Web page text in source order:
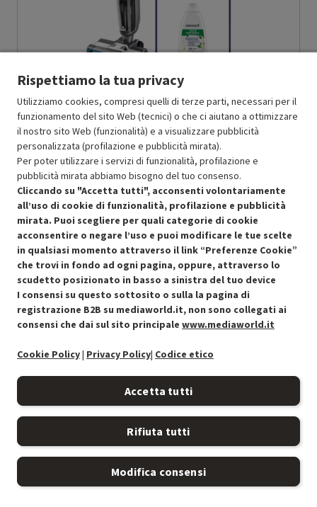
110 W, BIANCO/NERO - PRMG GRADING OOCN - 14.99%-PRMG
GRADING OOCN - 15%
BUONO
O : Confezione originale integra
O
C: Estetica prodotto buona
N: Prodotto funzionante
Prodotto Nuovo 129.00 -15%
Ricondizionato Prezzo ridotto da
109.65 a -30%
In Promozione 76.75
Aggiungi al carrello
Approfitta dello sconto del 30% sul prodotto ricondizionato.
SCONTO RICONDIZIONATI
Rispettiamo la tua privacy
Utilizziamo cookies, compresi quelli di terze parti, necessari per il
funzionamento del sito Web (tecnici) o che ci aiutano a ottimizzare
il nostro sito Web (funzionalità) e a visualizzare pubblicità
personalizzata (profilazione e pubblicità mirata).
Per poter utilizzare i servizi di funzionalità, profilazione e
pubblicità mirata abbiamo bisogno del tuo consenso.
Cliccando su "Accetta tutti", acconsenti volontariamente
all’uso di cookie di funzionalità, profilazione e pubblicità
mirata. Puoi scegliere per quali categorie di cookie
acconsentire o negare l’uso e puoi modificare le tue scelte
in qualsiasi momento attraverso il link “Preferenze Cookie”
che trovi in fondo ad ogni pagina, oppure, attraverso lo
scudetto posizionato in basso a sinistra del tuo device
I consensi su questo sottosito o sulla la pagina di
registrazione B2B su mediaworld.it, non sono collegati ai
consensi che dai sul sito principale www.mediaworld.it
Cookie Policy| Privacy Policy| Codice etico
Accetta tutti
Rifiuta tutti
Modifica consensi